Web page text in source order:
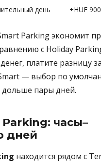
день +HUF 900
Parking экономит
с Holiday
платите разницу
— выбор по
пары дней.
часы–
дней
находится рядом с